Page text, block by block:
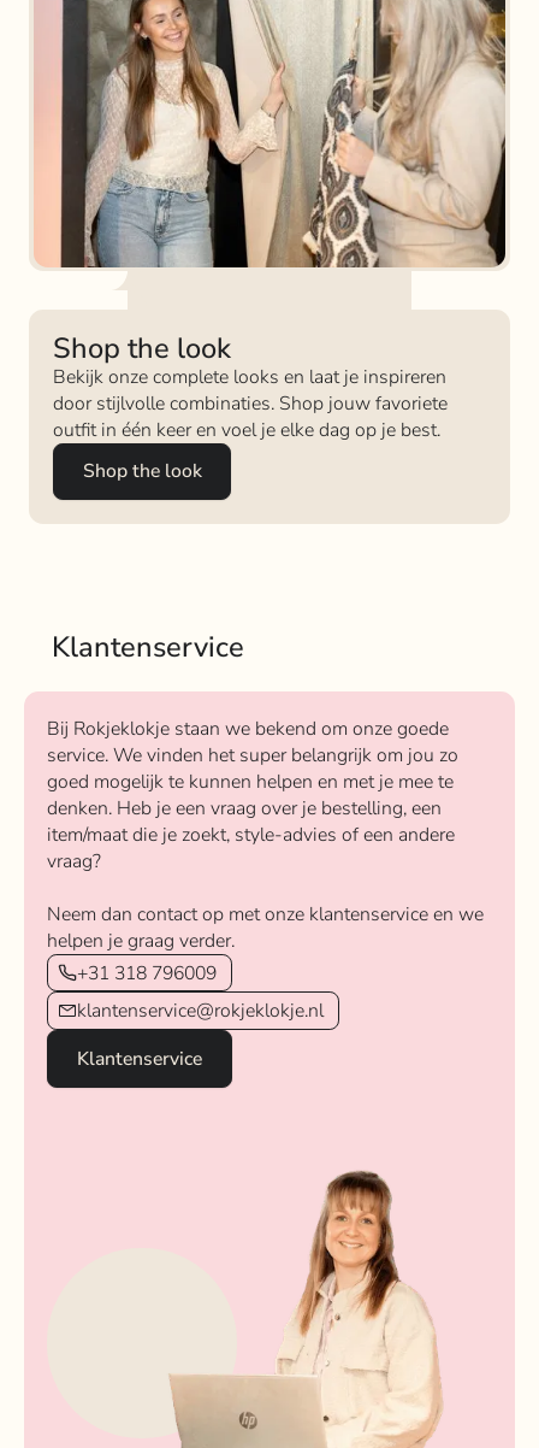
Shop the look
Bekijk onze complete looks en laat je inspireren
door stijlvolle combinaties. Shop jouw favoriete
outfit in één keer en voel je elke dag op je best.
Shop the look
Klantenservice
Bij Rokjeklokje staan we bekend om onze goede
service. We vinden het super belangrijk om jou zo
goed mogelijk te kunnen helpen en met je mee te
denken. Heb je een vraag over je bestelling, een
item/maat die je zoekt, style-advies of een andere
vraag?
Neem dan contact op met onze klantenservice en we
helpen je graag verder.
+31 318 796009
klantenservice@rokjeklokje.nl
Klantenservice